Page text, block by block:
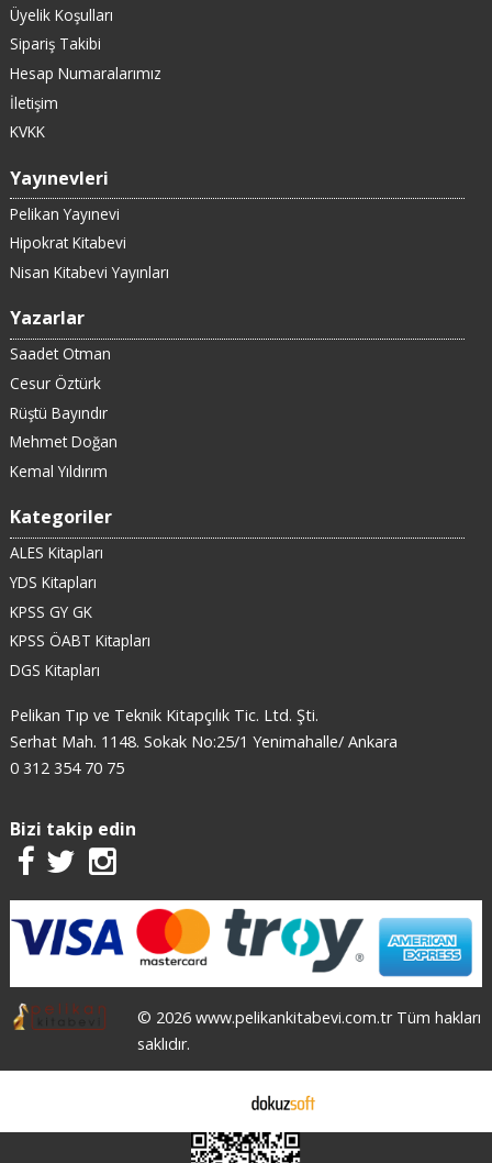
Üyelik Koşulları
Sipariş Takibi
Hesap Numaralarımız
İletişim
KVKK
Yayınevleri
Pelikan Yayınevi
Hipokrat Kitabevi
Nisan Kitabevi Yayınları
Yazarlar
Saadet Otman
Cesur Öztürk
Rüştü Bayındır
Mehmet Doğan
Kemal Yıldırım
Kategoriler
ALES Kitapları
YDS Kitapları
KPSS GY GK
KPSS ÖABT Kitapları
DGS Kitapları
Pelikan Tıp ve Teknik Kitapçılık Tic. Ltd. Şti.
Serhat Mah. 1148. Sokak No:25/1 Yenimahalle/ Ankara
0 312 354 70 75
Bizi takip edin
© 2026 www.pelikankitabevi.com.tr Tüm hakları
saklıdır.